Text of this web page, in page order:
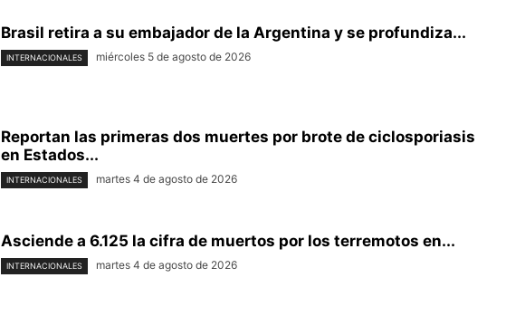
Brasil retira a su embajador de la Argentina y se profundiza...
INTERNACIONALES miércoles 5 de agosto de 2026
Reportan las primeras dos muertes por brote de ciclosporiasis
en Estados...
INTERNACIONALES martes 4 de agosto de 2026
Asciende a 6.125 la cifra de muertos por los terremotos en...
INTERNACIONALES martes 4 de agosto de 2026